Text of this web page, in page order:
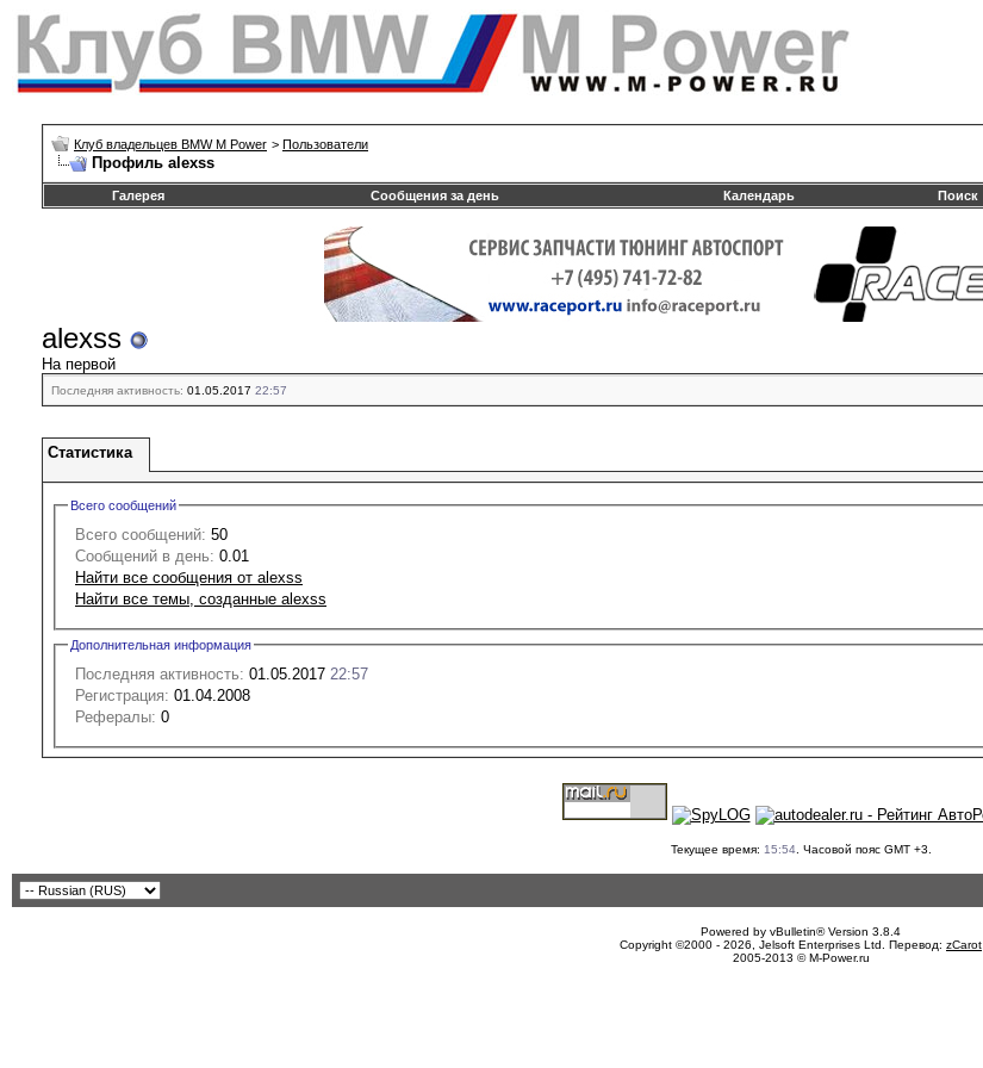
Клуб владельцев BMW M Power > Пользователи
Профиль alexss
Галерея Сообщения за день Календарь Поиск
alexss
На первой
Последняя активность: 01.05.2017 22:57
Статистика
Всего сообщений
Всего сообщений: 50
Сообщений в день: 0.01
Найти все сообщения от alexss
Найти все темы, созданные alexss
Дополнительная информация
Последняя активность: 01.05.2017 22:57
Регистрация: 01.04.2008
Рефералы: 0
Текущее время: 15:54. Часовой пояс GMT +3.
Powered by vBulletin® Version 3.8.4
Copyright ©2000 - 2026, Jelsoft Enterprises Ltd. Перевод: zCarot
2005-2013 © M-Power.ru